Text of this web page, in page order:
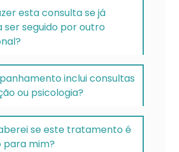
esta consulta se já
ser seguido por outro
inclui consultas
ou psicologia?
se este tratamento é
para mim?